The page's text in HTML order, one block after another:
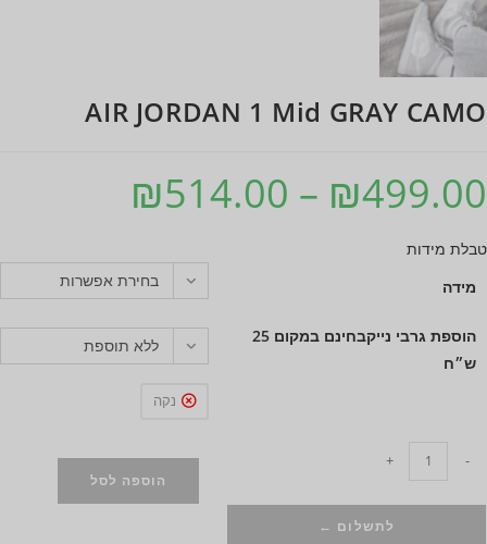
AIR JORDAN 1 Mid GRAY CAMO
₪499.00
–
₪514.00
טבלת מידות
מידה
בחירת אפשרות
הוספת גרבי נייקבחינם במקום 25
ש״ח
ללא תוספת
נקה
-
+
הוספה לסל
לתשלום ←